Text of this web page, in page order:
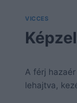
VICCES
A férj
lehajtva,